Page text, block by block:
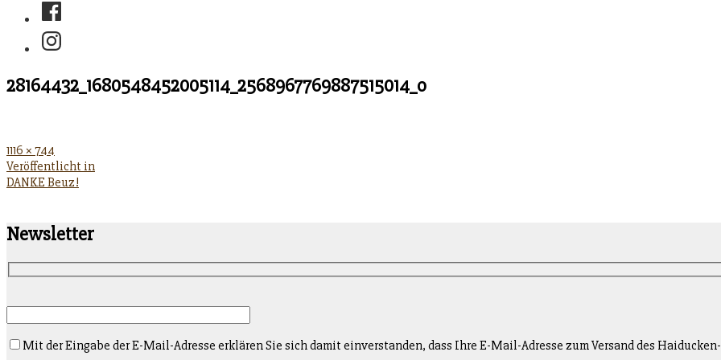
Facebook
Instagram
28164432_1680548452005114_2568967769887515014_o
Originalgröße
1116 × 744
Beitragsnavigation
Veröffentlicht in
DANKE Beuz!
Newsletter
Mit der Eingabe der E-Mail-Adresse erklären Sie sich damit einverstanden, dass Ihre E-Mail-Adresse zum Versand des